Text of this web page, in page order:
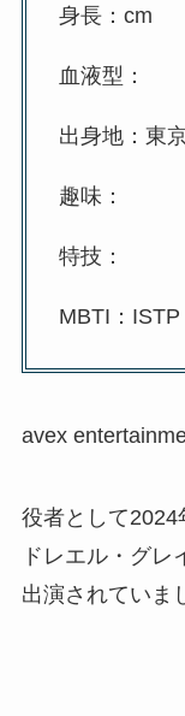
身長：cm
血液型：
出身地：東
趣味：
特技：
MBTI：ISTP
avex
役者として2024
ドレエル・グ
出演されていま